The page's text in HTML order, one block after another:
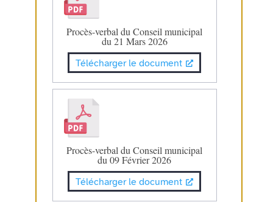
Procès-verbal du Conseil municipal
du 21 Mars 2026
Télécharger le document
Procès-verbal du Conseil municipal
du 09 Février 2026
Télécharger le document